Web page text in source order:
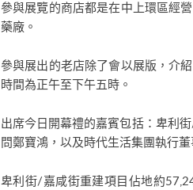
參與展覽的商店都是在中上環區經
藥廠。
參與展出的老店除了會以展版，介
時間為正午至下午五時。
出席今日開幕禮的嘉賓包括：卑利
問鄭寶鴻，以及時代生活集團執行董
卑利街/嘉咸街重建項目佔地約